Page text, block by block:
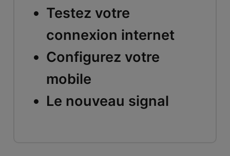
Testez votre
connexion internet
Configurez votre
mobile
Le nouveau signal